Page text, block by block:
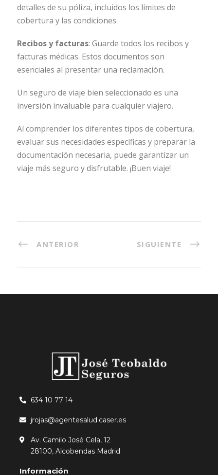
detalles de su póliza, incluidos los límites de
cobertura y las condiciones.
Recibos y facturas: Guarde todos los recibos y
facturas médicas. Estos documentos son
esenciales al presentar una reclamación.
Un seguro de viaje bien seleccionado es una
inversión invaluable para cualquier viajero.
Al comprender los diferentes tipos de cobertura,
evaluar sus necesidades específicas y preparar la
documentación necesaria, puede garantizar un
viaje más seguro y disfrutable. ¡Buen viaje!
ANTERIOR SIGUIENTE
634 10 77 14
jrojas@agentesalud.caser.es
Av. Camilo José Cela, 12
28100, Alcobendas Madrid
Información